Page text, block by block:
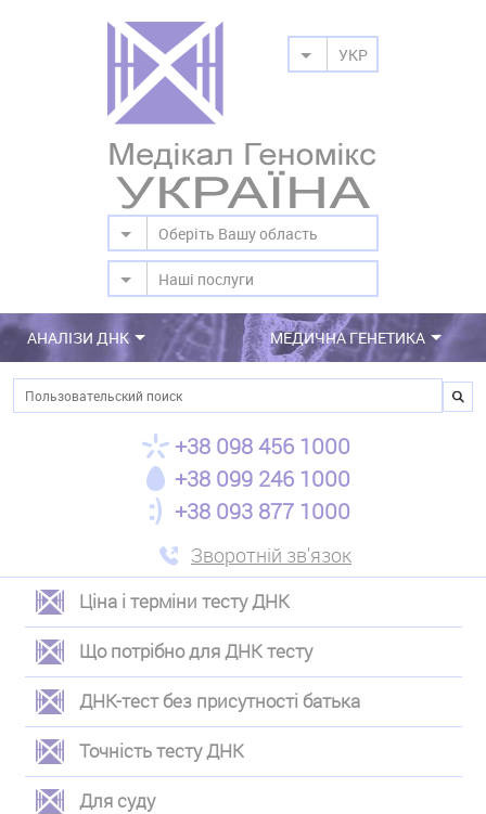
УКР
Оберіть Вашу область
Наші послуги
АНАЛІЗИ ДНК МЕДИЧНА ГЕНЕТИКА
Пошук
+38 098 456 1000
+38 099 246 1000
+38 093 877 1000
Зворотній зв'язок
ЛЕВОЕ
МЕНЮ
Ціна і терміни тесту ДНК
Що потрібно для ДНК тесту
ДНК-тест без присутності батька
Точність тесту ДНК
Для суду